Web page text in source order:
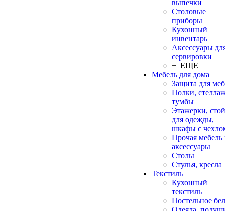
выпечки
Столовые
приборы
Кухонный
инвентарь
Аксессуары
сервировки
+ ЕЩЕ
Мебель для дома
Защита для
Полки,
тумбы
Этажерки,
для одежды,
шкафы с
Прочая мебель
аксессуары
Столы
Стулья, кресла
Текстиль
Кухонный
текстиль
Постельное